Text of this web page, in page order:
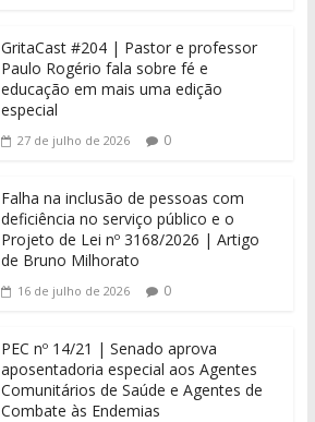
GritaCast #204 | Pastor e professor
Paulo Rogério fala sobre fé e
educação em mais uma edição
especial
27 de julho de 2026 0
Falha na inclusão de pessoas com
deficiência no serviço público e o
Projeto de Lei nº 3168/2026 | Artigo
de Bruno Milhorato
16 de julho de 2026 0
PEC nº 14/21 | Senado aprova
aposentadoria especial aos Agentes
Comunitários de Saúde e Agentes de
Combate às Endemias